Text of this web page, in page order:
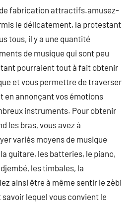
fabrication attractifs.amusez-
le délicatement, la protestant
tous, il y a une quantité
de musique qui sont peu
pourraient tout à fait obtenir
et vous permettre de traverser
en annonçant vos émotions
instruments. Pour obtenir
les bras, vous avez à
variés moyens de musique
guitare, les batteries, le piano,
les timbales, la
ainsi être à même sentir le zèbi
lequel vous convient le